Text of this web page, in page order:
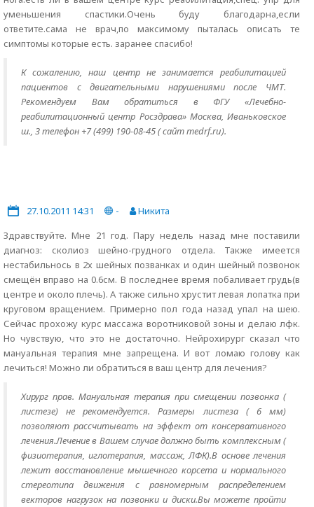
уменьшения спастики.Очень буду благодарна,если
ответите.сама не врач,по максимому пыталась описать те
симптомы которые есть. заранее спасибо!
К сожалению, наш центр не занимается реабилитацией
пациентов с двигательными нарушениями после ЧМТ.
Рекомендуем Вам обратиться в ФГУ «Лечебно-
реабилитационный центр Росздрава» Москва, Иваньковское
ш., 3 телефон +7 (499) 190-08-45 ( сайт medrf.ru).
27.10.2011 14:31 -
Никита
Здравствуйте. Мне 21 год. Пару недель назад мне поставили
диагноз: сколиоз шейно-грудного отдела. Также имеется
нестабильнось в 2х шейных позванках и один шейный позвонок
смещён вправо на 0.6см. В последнее время побаливает грудь(в
центре и около плечь). А также сильно хрустит левая лопатка при
круговом вращением. Примерно пол года назад упал на шею.
Сейчас прохожу курс массажа воротниковой зоны и делаю лфк.
Но чувствую, что это не достаточно. Нейрохирург сказал что
мануальная терапия мне запрещена. И вот ломаю голову как
лечиться! Можно ли обратиться в ваш центр для лечения?
Хирург прав. Мануальная терапия при смещении позвонка (
листезе) не рекомендуется. Размеры листеза ( 6 мм)
позволяют рассчитывать на эффект от консервативного
лечения.Лечение в Вашем случае должно быть комплексным (
физиотерапия, иглотерапия, массаж, ЛФК).В основе лечения
лежит восстановление мышечного корсета и нормального
стереотипа движения с равномерным распределением
векторов нагрузок на позвонки и диски.Вы можете пройти